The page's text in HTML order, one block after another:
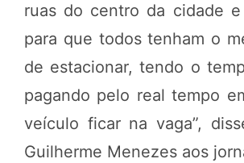
ruas do centro da cidade e
para que todos tenham o
de estacionar, tendo o
pagando pelo real tempo
veículo ficar na vaga”,
Guilherme Menezes aos